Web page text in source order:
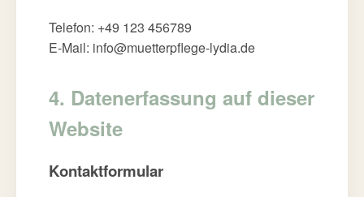
Telefon: +49 123 456789
E-Mail: info@muetterpflege-lydia.de
4. Datenerfassung auf dieser
Website
Kontaktformular